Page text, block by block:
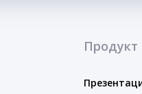
Продукт